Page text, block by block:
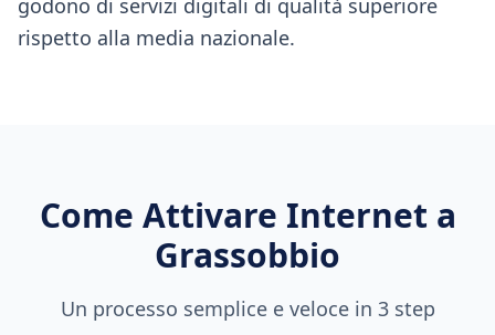
godono di servizi digitali di qualità superiore
rispetto alla media nazionale.
Come Attivare Internet a
Grassobbio
Un processo semplice e veloce in 3 step